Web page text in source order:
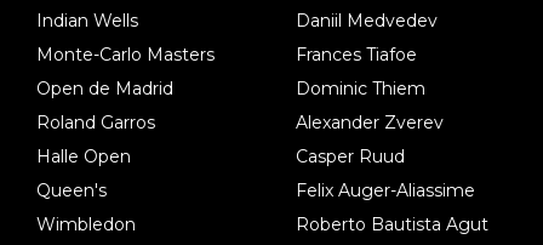
Indian Wells
Monte-Carlo Masters
Open de Madrid
Roland Garros
Halle Open
Queen's
Wimbledon
Daniil Medvedev
Frances Tiafoe
Dominic Thiem
Alexander Zverev
Casper Ruud
Felix Auger-Aliassime
Roberto Bautista Agut